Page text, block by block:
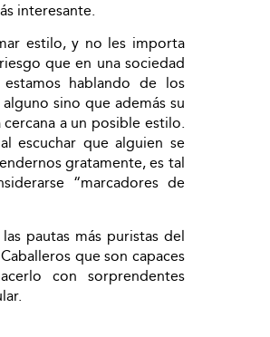
interesante.
estilo, y no les importa
que en una sociedad
hablando de los
sino que además su
a un posible estilo.
escuchar que alguien se
gratamente, es tal
“marcadores de
pautas más puristas del
que son capaces
con sorprendentes